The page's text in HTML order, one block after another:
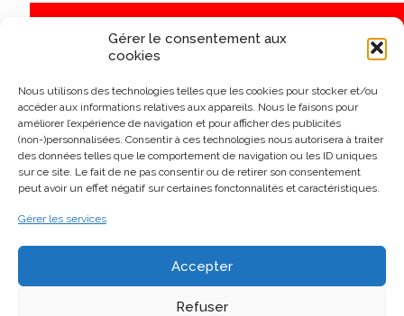
Gérer le consentement aux
cookies
Nous utilisons des technologies telles que les cookies pour stocker et/ou
accéder aux informations relatives aux appareils. Nous le faisons pour
améliorer l’expérience de navigation et pour afficher des publicités
(non-)personnalisées. Consentir à ces technologies nous autorisera à traiter
des données telles que le comportement de navigation ou les ID uniques
sur ce site. Le fait de ne pas consentir ou de retirer son consentement
peut avoir un effet négatif sur certaines fonctonnalités et caractéristiques.
Gérer les services
Accepter
Refuser